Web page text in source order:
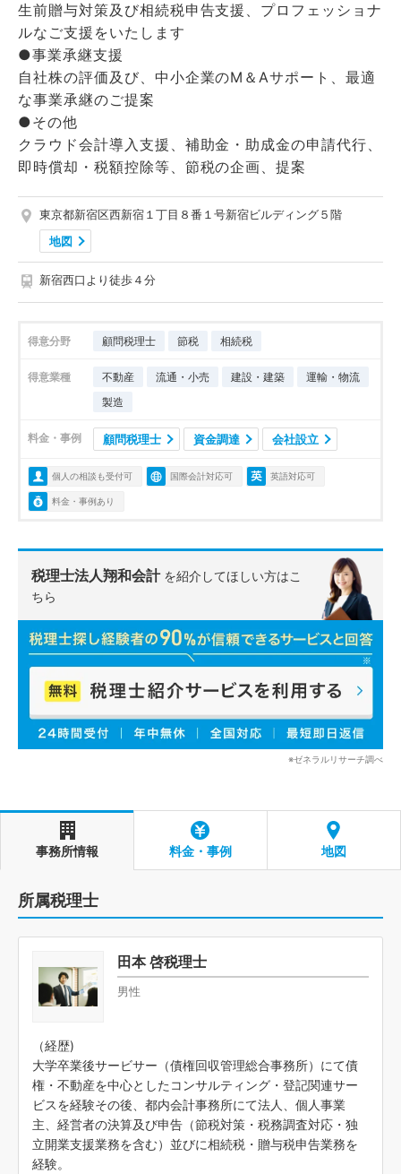
生前贈与対策及び相続税申告支援、プロフェッショナ
ルなご支援をいたします
●事業承継支援
自社株の評価及び、中小企業のM＆Aサポート、最適
な事業承継のご提案
●その他
クラウド会計導入支援、補助金・助成金の申請代行、
即時償却・税額控除等、節税の企画、提案
東京都新宿区西新宿１丁目８番１号新宿ビルディング５階
地図
新宿西口より徒歩４分
得意分野 顧問税理士 節税 相続税
得意業種 不動産 流通・小売 建設・建築
運輸・物流
製造
料金・事例 顧問税理士 資金調達 会社設立
個人の相談も受付可 国際会計対応可 英語対応可
料金・事例あり
税理士法人翔和会計を紹介してほしい方はこ
ちら
※ゼネラルリサーチ調べ
事務所情報 料金・事例 地図
所属税理士
田本 啓税理士
男性
（経歴)
大学卒業後サービサー（債権回収管理総合事務所）にて債
権・不動産を中心としたコンサルティング・登記関連サー
ビスを経験その後、都内会計事務所にて法人、個人事業
主、経営者の決算及び申告（節税対策・税務調査対応・独
立開業支援業務を含む）並びに相続税・贈与税申告業務を
経験。